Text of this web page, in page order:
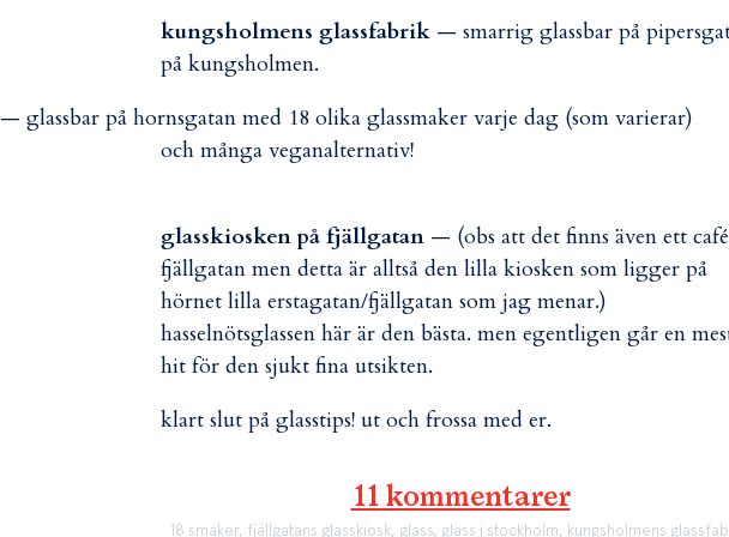
kungsholmens glassfabrik — smarrig glassbar på
på kungsholmen.
— glassbar på hornsgatan med 18 olika glassmaker varje dag (som varierar)
och många veganalternativ!
glasskiosken på fjällgatan — (obs att det finns även ett
fjällgatan men detta är alltså den lilla kiosken som ligger på
hörnet lilla erstagatan/fjällgatan som jag menar.)
hasselnötsglassen här är den bästa. men egentligen går en
hit för den sjukt fina utsikten.
klart slut på glasstips! ut och frossa med er.
11 kommentarer
18 smaker, fjällgatans glasskiosk, glass, glass i stockholm, kungsholmens